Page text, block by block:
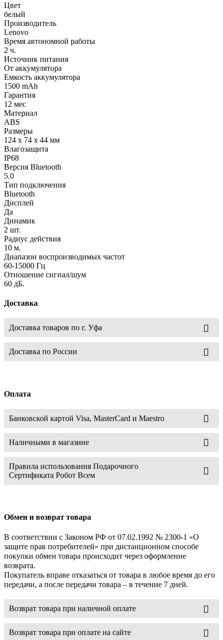
Цвет
белый
Производитель
Lenovo
Время автономной работы
2 ч.
Источник питания
От аккумулятора
Емкость аккумулятора
1500 mAh
Гарантия
12 мес
Материал
ABS
Размеры
124 х 74 х 44 мм
Влагозащита
IP68
Версия Bluetooth
5.0
Тип подключения
Bluetooth
Дисплей
Да
Динамик
2 шт.
Радиус действия
10 м.
Диапазон воспроизводимых частот
60-15000 Гц
Отношение сигнал/шум
60 дБ.
Доставка
Доставка товаров по г. Уфа
Доставка по России
Оплата
Банковской картой Visa, MasterCard и Maestro
Наличными в магазине
Правила использования Подарочного
Сертификата Робот Всем
Обмен и возврат товара
В соответствии с Законом РФ от 07.02.1992 № 2300-1 «О
защите прав потребителей» при дистанционном способе
покупки обмен товара происходит через оформление
возврата.
Покупатель вправе отказаться от товара в любое время до его
передачи, а после передачи товара – в течение 7 дней.
Возврат товара при наличной оплате
Возврат товара при оплате на сайте